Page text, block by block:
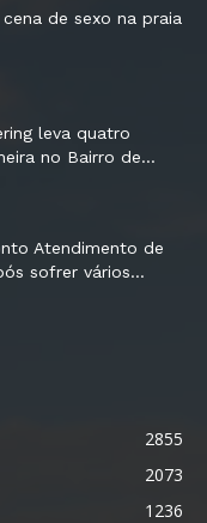
de sexo na praia
leva quatro
no Bairro de...
Atendimento de
sofrer vários...
2855
2073
1236